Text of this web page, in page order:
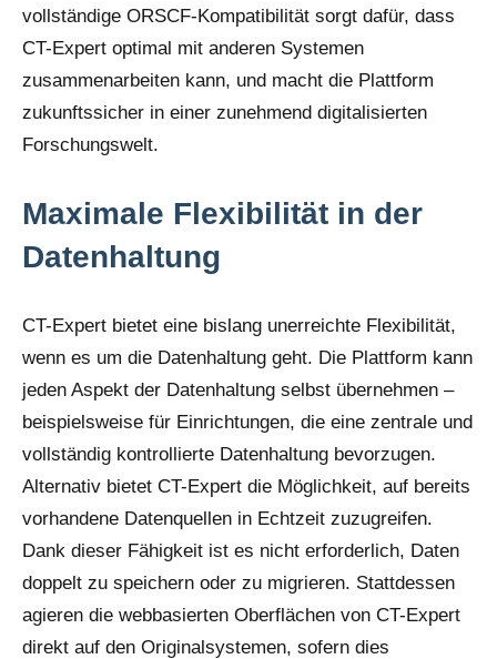
vollständige ORSCF-Kompatibilität sorgt dafür, dass
CT-Expert optimal mit anderen Systemen
zusammenarbeiten kann, und macht die Plattform
zukunftssicher in einer zunehmend digitalisierten
Forschungswelt.
Maximale Flexibilität in der
Datenhaltung
CT-Expert bietet eine bislang unerreichte Flexibilität,
wenn es um die Datenhaltung geht. Die Plattform kann
jeden Aspekt der Datenhaltung selbst übernehmen –
beispielsweise für Einrichtungen, die eine zentrale und
vollständig kontrollierte Datenhaltung bevorzugen.
Alternativ bietet CT-Expert die Möglichkeit, auf bereits
vorhandene Datenquellen in Echtzeit zuzugreifen.
Dank dieser Fähigkeit ist es nicht erforderlich, Daten
doppelt zu speichern oder zu migrieren. Stattdessen
agieren die webbasierten Oberflächen von CT-Expert
direkt auf den Originalsystemen, sofern dies